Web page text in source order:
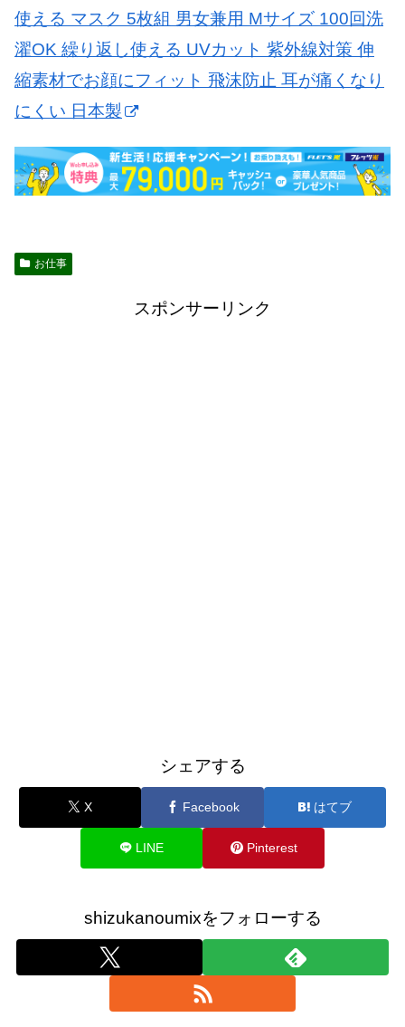
使える マスク 5枚組 男女兼用 Mサイズ 100回洗
濯OK 繰り返し使える UVカット 紫外線対策 伸
縮素材でお顔にフィット 飛沫防止 耳が痛くなり
にくい 日本製
お仕事
スポンサーリンク
シェアする
X Facebook はてブ
LINE Pinterest
shizukanoumixをフォローする